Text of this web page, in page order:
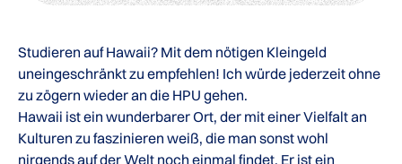
Studieren auf Hawaii? Mit dem nötigen Kleingeld
uneingeschränkt zu empfehlen! Ich würde jederzeit ohne
zu zögern wieder an die HPU gehen.
Hawaii ist ein wunderbarer Ort, der mit einer Vielfalt an
Kulturen zu faszinieren weiß, die man sonst wohl
nirgends auf der Welt noch einmal findet. Er ist ein